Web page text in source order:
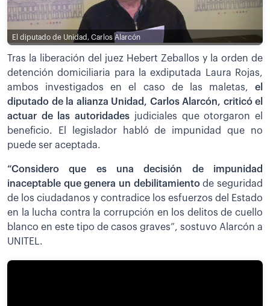
El diputado de Unidad, Carlos Alarcón
Tras la liberación del juez Hebert Zeballos y la orden de
detención domiciliaria para la exdiputada Laura Rojas,
ambos investigados en el caso de las maletas, el
diputado de la alianza Unidad, Carlos Alarcón, criticó el
actuar de las autoridades judiciales que otorgaron el
beneficio. El legislador habló de impunidad que no
puede ser aceptada.
“Considero que es una decisión de impunidad
inaceptable que genera un debilitamientode seguridad
de los ciudadanos y contradice los esfuerzos del Estado
en la lucha contra la corrupción en los delitos de cuello
blanco en este tipo de casos graves”, sostuvo Alarcón a
UNITEL.